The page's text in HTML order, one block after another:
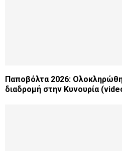
Παποβόλτα 2026:
διαδρομή στην Κυνουρία